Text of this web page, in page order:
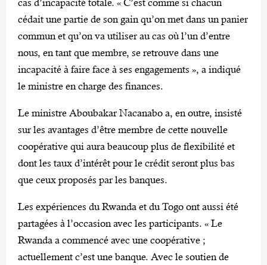
cédait une partie de son gain qu’on met dans un panier
commun et qu’on va utiliser au cas où l’un d’entre
nous, en tant que membre, se retrouve dans une
incapacité à faire face à ses engagements », a indiqué
le ministre en charge des finances.
Le ministre Aboubakar Nacanabo a, en outre, insisté
sur les avantages d’être membre de cette nouvelle
coopérative qui aura beaucoup plus de flexibilité et
dont les taux d’intérêt pour le crédit seront plus bas
que ceux proposés par les banques.
Les expériences du Rwanda et du Togo ont aussi été
partagées à l’occasion avec les participants. « Le
Rwanda a commencé avec une coopérative ;
actuellement c’est une banque. Avec le soutien de